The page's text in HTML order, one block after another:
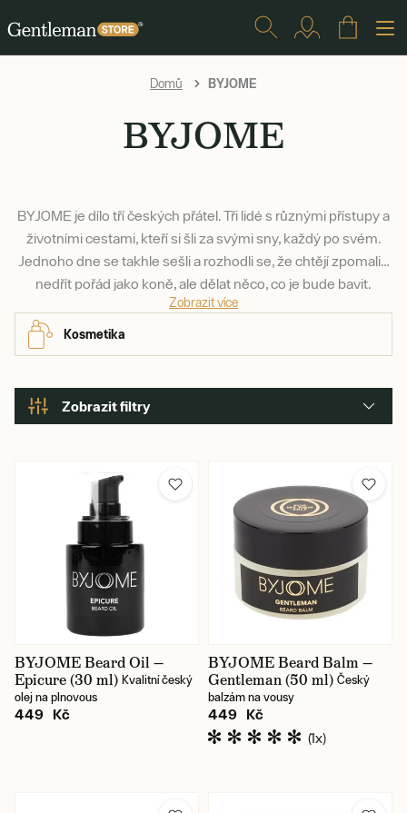
Domů BYJOME
BYJOME
BYJOME je dílo tří českých přátel. Tři lidé s různými přístupy a
životními cestami, kteří si šli za svými sny, každý po svém.
Jednoho dne se takhle sešli a rozhodli se, že chtějí zpomalit,
nedřít pořád jako koně, ale dělat něco, co je bude bavit.
Symbolem jejich proměny je BYJOME, nová značka pánské
kosmetiky pro muže, kteří si umí užívat života.
Zobrazit více
Kosmetika
Zobrazit filtry
859 Kč
BYJOME Beard Oil —
Epicure (30 ml) Kvalitní český
olej na plnovous
449 Kč
BYJOME Beard Balm —
Gentleman (50 ml) Český
balzám na vousy
449 Kč
(1x)